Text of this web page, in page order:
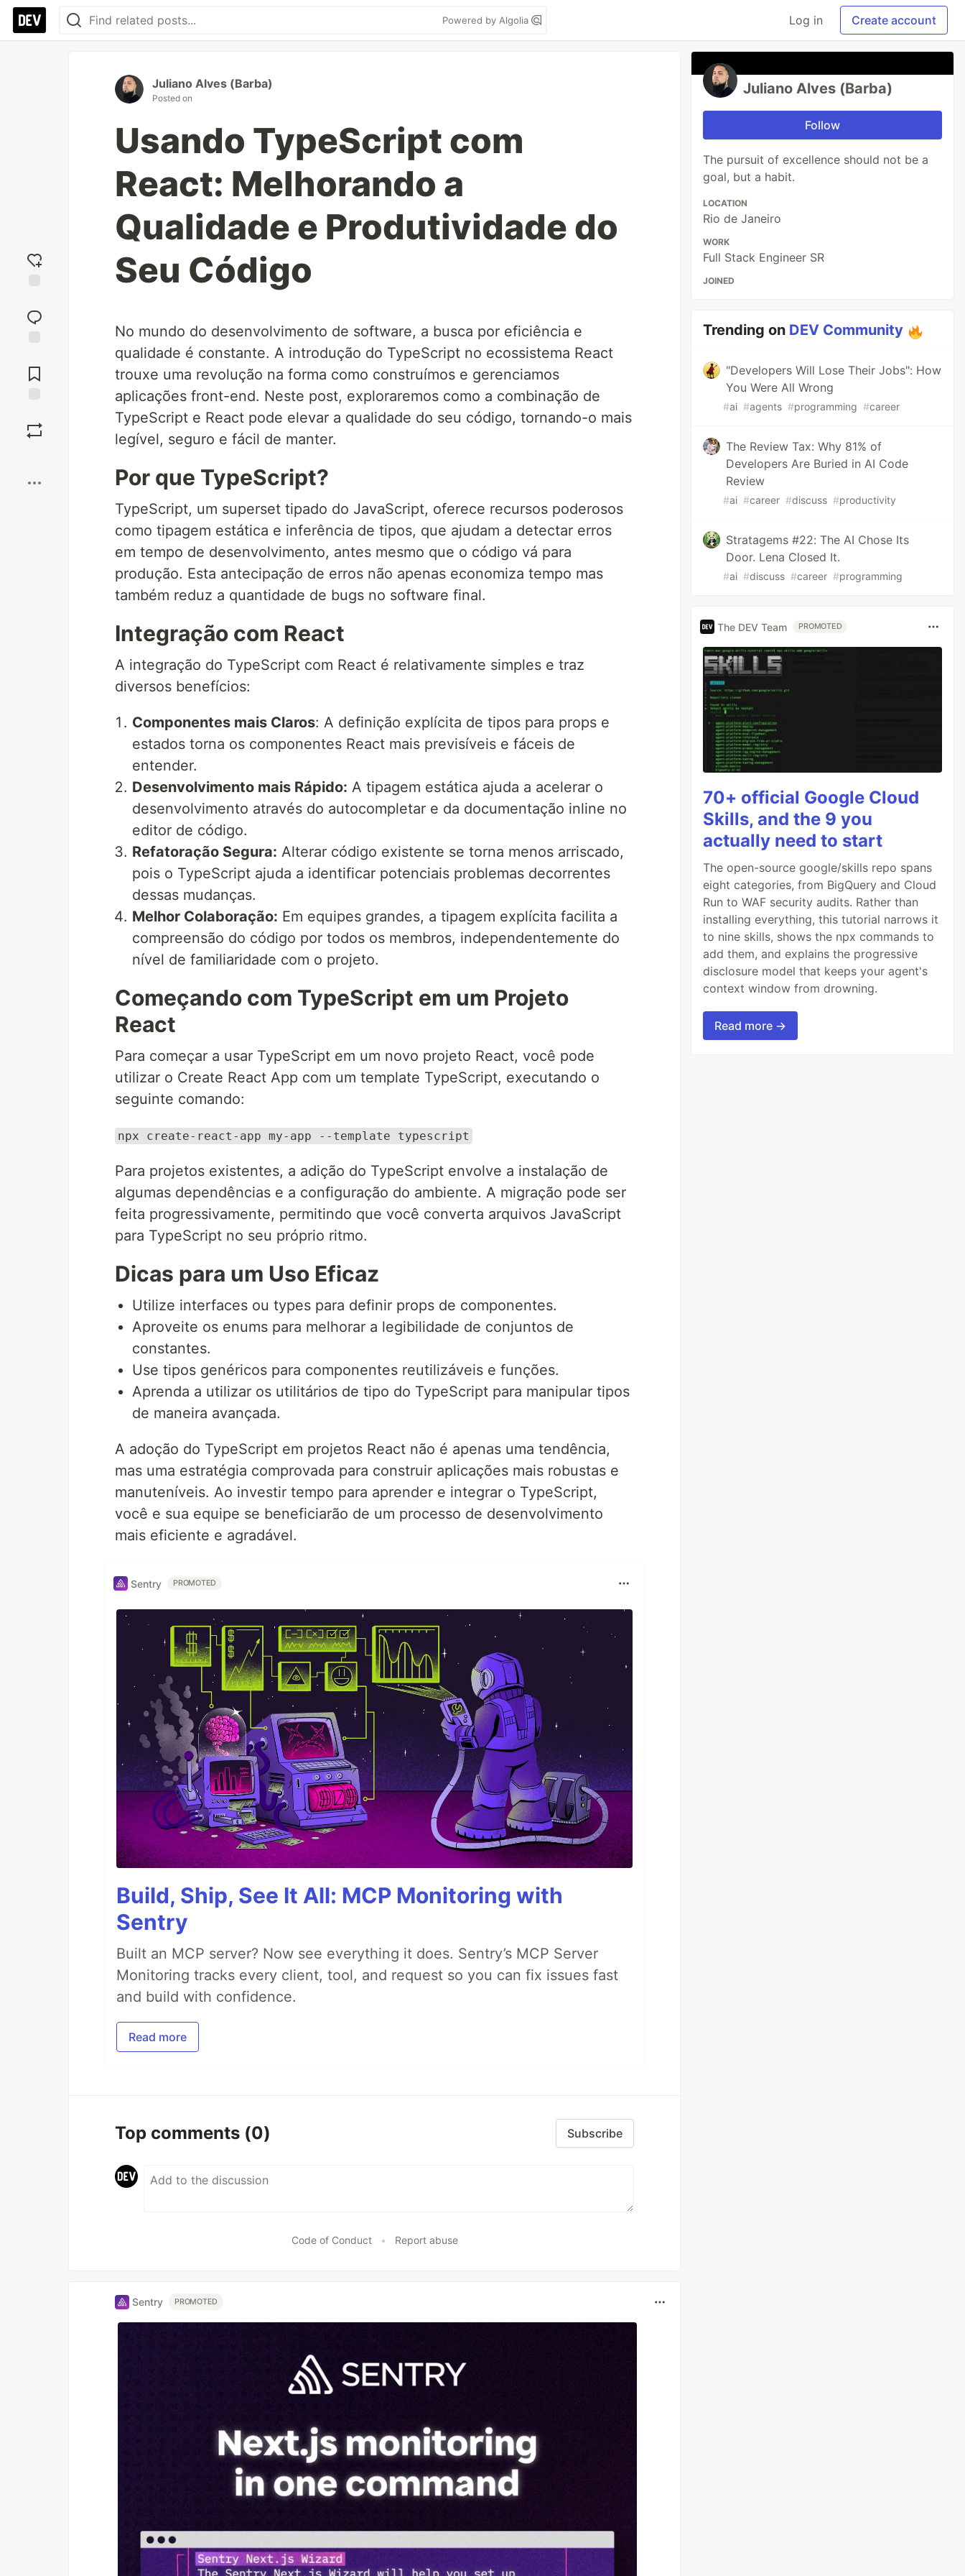
Powered by Algolia Log in Create account
reaction
Comments
Juliano Alves (Barba)
Posted on
Usando TypeScript com
React: Melhorando a
Qualidade e Produtividade do
Seu Código
No mundo do desenvolvimento de software, a busca por eficiência e
qualidade é constante. A introdução do TypeScript no ecossistema React
trouxe uma revolução na forma como construímos e gerenciamos
aplicações front-end. Neste post, exploraremos como a combinação de
TypeScript e React pode elevar a qualidade do seu código, tornando-o mais
legível, seguro e fácil de manter.
Por que TypeScript?
TypeScript, um superset tipado do JavaScript, oferece recursos poderosos
como tipagem estática e inferência de tipos, que ajudam a detectar erros
em tempo de desenvolvimento, antes mesmo que o código vá para
produção. Esta antecipação de erros não apenas economiza tempo mas
também reduz a quantidade de bugs no software final.
Integração com React
A integração do TypeScript com React é relativamente simples e traz
diversos benefícios:
Componentes mais Claros: A definição explícita de tipos para props e
estados torna os componentes React mais previsíveis e fáceis de
entender.
Desenvolvimento mais Rápido: A tipagem estática ajuda a acelerar o
desenvolvimento através do autocompletar e da documentação inline no
editor de código.
Refatoração Segura: Alterar código existente se torna menos arriscado,
pois o TypeScript ajuda a identificar potenciais problemas decorrentes
dessas mudanças.
Melhor Colaboração: Em equipes grandes, a tipagem explícita facilita a
compreensão do código por todos os membros, independentemente do
nível de familiaridade com o projeto.
Começando com TypeScript em um Projeto
React
Para começar a usar TypeScript em um novo projeto React, você pode
utilizar o Create React App com um template TypeScript, executando o
seguinte comando:
npx create-react-app my-app --template typescript
Para projetos existentes, a adição do TypeScript envolve a instalação de
algumas dependências e a configuração do ambiente. A migração pode ser
feita progressivamente, permitindo que você converta arquivos JavaScript
para TypeScript no seu próprio ritmo.
Dicas para um Uso Eficaz
Utilize interfaces ou types para definir props de componentes.
Aproveite os enums para melhorar a legibilidade de conjuntos de
constantes.
Use tipos genéricos para componentes reutilizáveis e funções.
Aprenda a utilizar os utilitários de tipo do TypeScript para manipular tipos
de maneira avançada.
A adoção do TypeScript em projetos React não é apenas uma tendência,
mas uma estratégia comprovada para construir aplicações mais robustas e
manuteníveis. Ao investir tempo para aprender e integrar o TypeScript,
você e sua equipe se beneficiarão de um processo de desenvolvimento
mais eficiente e agradável.
Sentry PROMOTED
Build, Ship, See It All: MCP Monitoring with
Sentry
Built an MCP server? Now see everything it does. Sentry’s MCP Server
Monitoring tracks every client, tool, and request so you can fix issues fast
and build with confidence.
Read more
Top comments (0) Subscribe
Code of Conduct • Report abuse
Sentry PROMOTED
Juliano Alves (Barba)
Follow
The pursuit of excellence should not be a
goal, but a habit.
LOCATION
Rio de Janeiro
WORK
Full Stack Engineer SR
JOINED
Trending on DEV Community
"Developers Will Lose Their Jobs": How
You Were All Wrong
#ai #agents #programming #career
The Review Tax: Why 81% of
Developers Are Buried in AI Code
Review
#ai #career #discuss #productivity
Stratagems #22: The AI Chose Its
Door. Lena Closed It.
#ai #discuss #career #programming
The DEV Team PROMOTED
70+ official Google Cloud
Skills, and the 9 you
actually need to start
The open-source google/skills repo spans
eight categories, from BigQuery and Cloud
Run to WAF security audits. Rather than
installing everything, this tutorial narrows it
to nine skills, shows the npx commands to
add them, and explains the progressive
disclosure model that keeps your agent's
context window from drowning.
Read more →